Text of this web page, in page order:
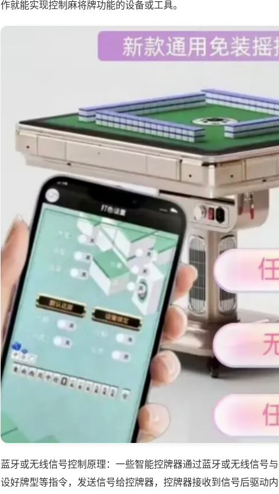
作就能实现控制麻将牌功能的设备或工具。
蓝牙或无线信号控制原理：一些智能控牌器通过蓝牙或无线信号
设好牌型等指令，发送信号给控牌器，控牌器接收到信号后驱动